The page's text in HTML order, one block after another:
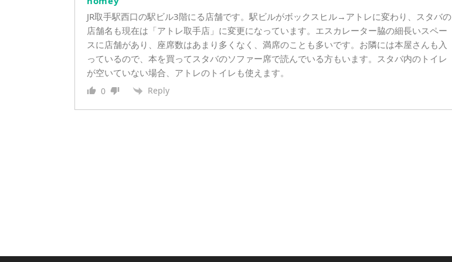
JR取手駅西口の駅ビル3階にる店舗です。駅ビルがボックスヒル→アトレに変わり、スタバの
店舗名も現在は「アトレ取手店」に変更になっています。エスカレーター脇の細長いスペー
スに店舗があり、座席数はあまり多くなく、満席のことも多いです。お隣には本屋さんも入
っているので、本を買ってスタバのソファー席で読んでいる方もいます。スタバ内のトイレ
が空いていない場合、アトレのトイレも使えます。
0 Reply